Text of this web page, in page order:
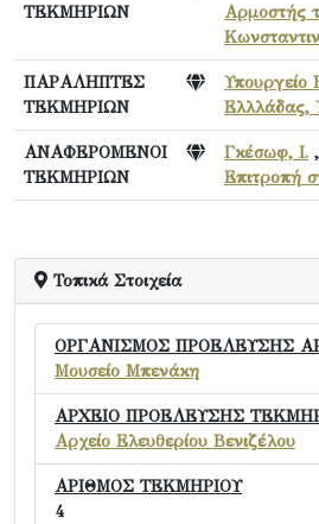
ΤΕΚΜΗΡΙΩΝ
Αρμοστής
ΠΑΡΑΛΗΠΤΕΣ
ΤΕΚΜΗΡΙΩΝ
Υπουργείο
Ελλλάδας,
ΑΝΑΦΕΡΟΜΕΝΟΙ
ΤΕΚΜΗΡΙΩΝ
Γκέσωφ, Ι.
Επιτροπή
Τοπικά Στοιχεία
ΟΡΓΑΝΙΣΜΟΣ ΠΡΟΕΛΕΥΣΗΣ
Μουσείο Μπενάκη
ΑΡΧΕΙΟ ΠΡΟΕΛΕΥΣΗΣ
Αρχείο Ελευθερίου Βενιζέλου
ΑΡΙΘΜΟΣ ΤΕΚΜΗΡΙΟΥ
4